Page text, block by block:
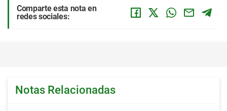
Comparte esta nota en
redes sociales:
Notas Relacionadas